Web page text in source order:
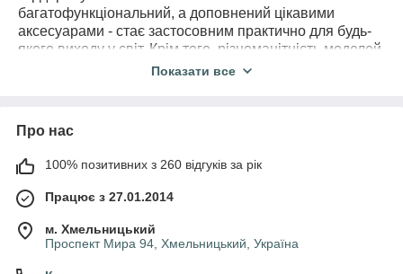
багатофункціональний, а доповнений цікавими
аксесуарами - стає застосовним практично для будь-
якого виходу у світ. Крім того, різноманітність моделей
і фактур, запропонованих сьогоднішнім ринком та
стильні образи.
Жіночі костюми гуртом та в роздріб
магазин. Вони додадуть вам жіночності, витонченості,
діловому стримано. Всі костюми, які у нас
представлені, мають оригінальні стильові акценти, що
Показати все
Про нас
100% позитивних з 260 відгуків за рік
Працює з 27.01.2014
м. Хмельницький
Проспект Мира 94, Хмельницький, Україна